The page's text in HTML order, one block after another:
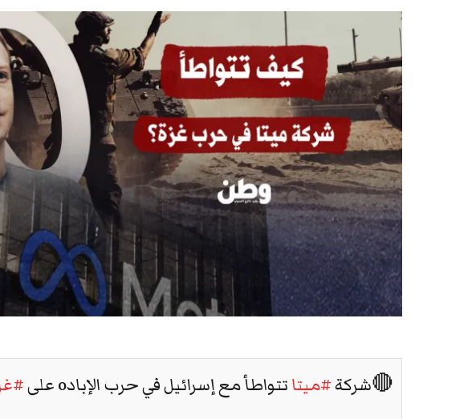
🔴شركة#ميتاتتواطأ مع إسرائيل في حرب الإبادo على